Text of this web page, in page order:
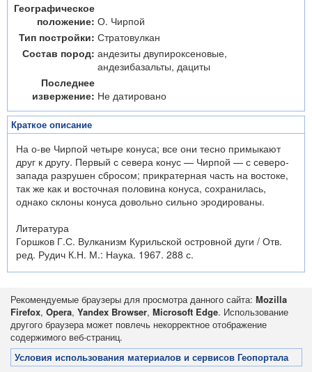
Географическое
положение: О. Чирпой
Тип постройки: Стратовулкан
Состав пород: андезиты двупироксеновые,
андезибазальты, дациты
Последнее
извержение: Не датировано
Краткое описание
На о-ве Чирпой четыре конуса; все они тесно примыкают
друг к другу. Первый с севера конус — Чирпой — с северо-
запада разрушен сбросом; прикратерная часть на востоке,
так же как и восточная половина конуса, сохранилась,
однако склоны конуса довольно сильно эродированы.
Литература
Горшков Г.С. Вулканизм Курильской островной дуги / Отв.
ред. Рудич К.Н. М.: Наука. 1967. 288 с.
Рекомендуемые браузеры для просмотра данного сайта: Mozilla
Firefox, Opera, Yandex Browser, Microsoft Edge. Использование
другого браузера может повлечь некорректное отображение
содержимого веб-страниц.
Условия использования материалов и сервисов Геопортала